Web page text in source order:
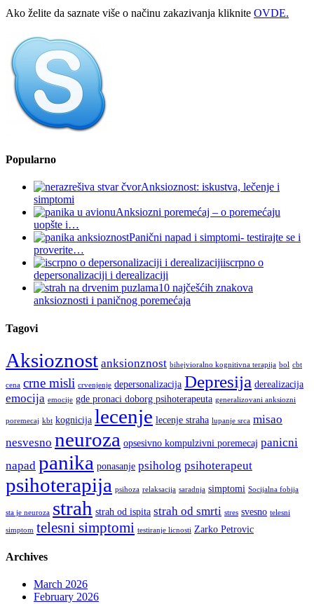
Ako želite da saznate više o načinu zakazivanja kliknite OVDE.
Popularno
Anksioznost: iskustva, lečenje i
simptomi
Anksiozni poremećaj – o poremećaju
uopšte i…
Panični napad i simptomi- testirajte se i
proverite…
iscrpno o
depersonalizaciji i derealizaciji
10 najčešćih znakova
anksioznosti i paničnog poremećaja
Tagovi
Aksioznost anksionznost bihejvioralno kognitivna terapija bol cbt
cena crne misli crvenjenje depersonalizacija Depresija derealizacija
emocija emocije gde pronaci doborg psihoterapeuta generalizovani anksiozni
poremecaj kbt kognicija lecenje lecenje straha lupanje srca misao
nesvesno neuroza opsesivno kompulzivni poremecaj panicni
napad panika ponasanje psiholog psihoterapeut
psihoterapija psihoza relaksacija saradnja simptomi Socijalna fobija
sta je neuroza strah strah od ispita strah od smrti stres svesno telesni
simptom telesni simptomi testiranje licnosti Zarko Petrovic
Archives
March 2026
February 2026